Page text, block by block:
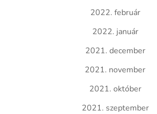
2022. február
2022. január
2021. december
2021. november
2021. október
2021. szeptember